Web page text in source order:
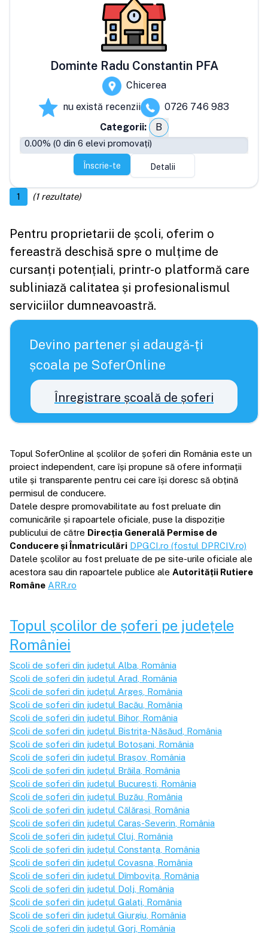
Dominte Radu Constantin PFA
Chicerea
nu există recenzii
0726 746 983
Categorii:
B
0.00% (0 din 6 elevi promovați)
Înscrie-te Detalii
1 (1rezultate)
Pentru proprietarii de școli, oferim o
fereastră deschisă spre o mulțime de
cursanți potențiali, printr-o platformă care
subliniază calitatea și profesionalismul
serviciilor dumneavoastră.
Devino partener și adaugă-ți
școala pe SoferOnline
Înregistrare școală de șoferi
Topul SoferOnline al școlilor de șoferi din România este un
proiect independent, care își propune să ofere informații
utile și transparente pentru cei care își doresc să obțină
permisul de conducere.
Datele despre promovabilitate au fost preluate din
comunicările și rapoartele oficiale, puse la dispoziție
publicului de către Direcția Generală Permise de
Conducere și Înmatriculări DPGCI.ro (fostul DPRCIV.ro)
Datele școlilor au fost preluate de pe site-urile oficiale ale
acestora sau din rapoartele publice ale Autorității Rutiere
Române ARR.ro
Topul școlilor de șoferi pe județele
României
Școli de șoferi din județul Alba , România
Școli de șoferi din județul Arad , România
Școli de șoferi din județul Argeș , România
Școli de șoferi din județul Bacău , România
Școli de șoferi din județul Bihor, România
Școli de șoferi din județul Bistrița-Năsăud , România
Școli de șoferi din județul Botoșani , România
Școli de șoferi din județul Brașov , România
Școli de șoferi din județul Brăila , România
Școli de șoferi din județul București , România
Școli de șoferi din județul Buzău , România
Școli de șoferi din județul Călărași , România
Școli de șoferi din județul Caraș-Severin , România
Școli de șoferi din județul Cluj , România
Școli de șoferi din județul Constanța , România
Școli de șoferi din județul Covasna , România
Școli de șoferi din județul Dîmbovița , România
Școli de șoferi din județul Dolj , România
Școli de șoferi din județul Galați , România
Școli de șoferi din județul Giurgiu , România
Școli de șoferi din județul Gorj , România